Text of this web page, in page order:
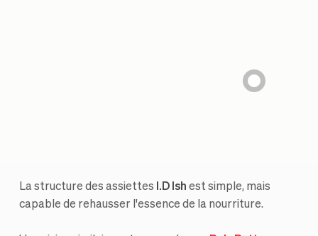
La structure des assiettes I.D Ish est simple, mais
capable de rehausser l'essence de la nourriture.